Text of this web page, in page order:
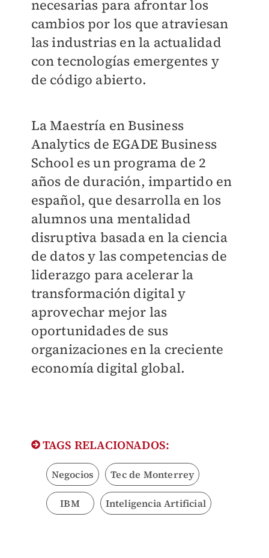
necesarias para afrontar los
cambios por los que atraviesan
las industrias en la actualidad
con tecnologías emergentes y
de código abierto.
La Maestría en Business
Analytics de EGADE Business
School es un programa de 2
años de duración, impartido en
español, que desarrolla en los
alumnos una mentalidad
disruptiva basada en la ciencia
de datos y las competencias de
liderazgo para acelerar la
transformación digital y
aprovechar mejor las
oportunidades de sus
organizaciones en la creciente
economía digital global.
TAGS RELACIONADOS:
Negocios Tec de Monterrey
IBM Inteligencia Artificial